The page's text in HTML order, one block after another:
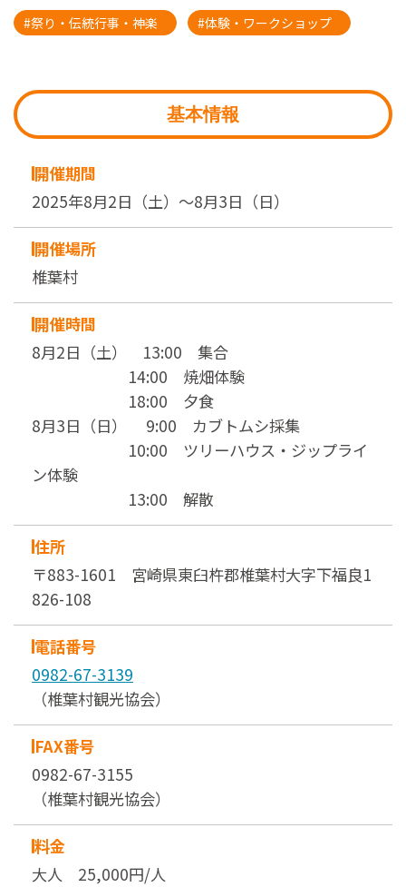
#祭り・伝統行事・神楽 #体験・ワークショップ
基本情報
開催期間
2025年8月2日（土）～8月3日（日）
開催場所
椎葉村
開催時間
8月2日（土） 13:00 集合
14:00 焼畑体験
18:00 夕食
8月3日（日） 9:00 カブトムシ採集
10:00 ツリーハウス・ジップライ
ン体験
13:00 解散
住所
〒883-1601 宮崎県東臼杵郡椎葉村大字下福良1
826-108
電話番号
0982-67-3139
（椎葉村観光協会）
FAX番号
0982-67-3155
（椎葉村観光協会）
料金
大人 25,000円/人